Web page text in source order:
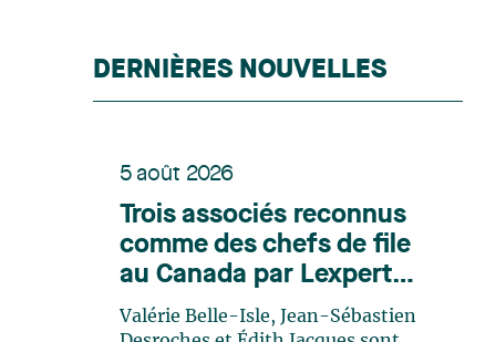
DERNIÈRES NOUVELLES
5 août 2026
Trois associés reconnus
comme des chefs de file
au Canada par Lexpert
dans son édition spéciale
en énergie
Valérie Belle-Isle, Jean-Sébastien